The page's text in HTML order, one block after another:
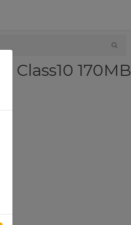
Class10 170MB